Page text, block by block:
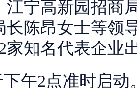
江宁高新园招商
长陈昂女士等领
家知名代表企业
午2点准时启